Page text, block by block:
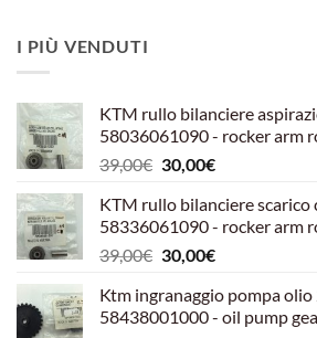
I PIÙ VENDUTI
KTM rullo bilanciere
58036061090 - rocker arm
39,00€ Il
originale
era:
39,00€.
30,00€Il
attuale
è:
30,00€.
KTM rullo bilanciere scarico
58336061090 - rocker arm
39,00€ Il
originale
era:
30,00€Il
attuale
è:
Ktm ingranaggio pompa olio
58438001000 - oil pump